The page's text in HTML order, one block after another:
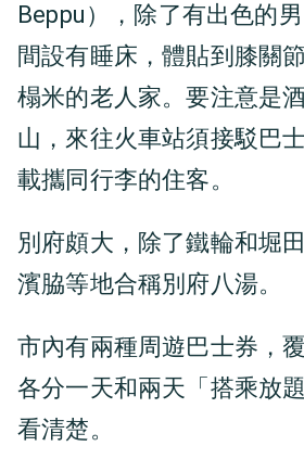
Beppu），除了有出色的
間設有睡床，體貼到膝關
榻米的老人家。要注意是
山，來往火車站須接駁巴
載攜同行李的住客。
別府頗大，除了鐵輪和堀
濱脇等地合稱別府八湯。
市內有兩種周遊巴士券，
各分一天和兩天「搭乘放
看清楚。